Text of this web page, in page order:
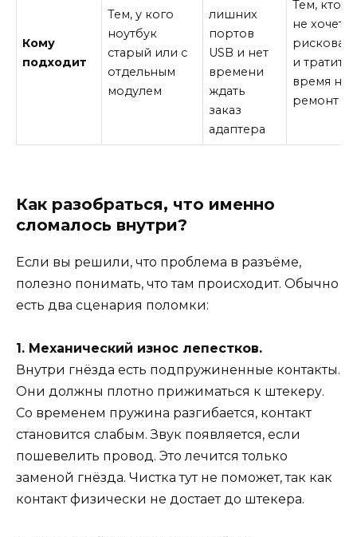
Кому
подходит
Тем, у кого
ноутбук
старый или с
отдельным
модулем
лишних
портов
USB и нет
времени
ждать
заказ
адаптера
Тем, кто
не хочет
рисковать
и тратить
время на
ремонт
Как разобраться, что именно
сломалось внутри?
Если вы решили, что проблема в разъёме,
полезно понимать, что там происходит. Обычно
есть два сценария поломки:
1. Механический износ лепестков.
Внутри гнёзда есть подпружиненные контакты.
Они должны плотно прижиматься к штекеру.
Со временем пружина разгибается, контакт
становится слабым. Звук появляется, если
пошевелить провод. Это лечится только
заменой гнёзда. Чистка тут не поможет, так как
контакт физически не достает до штекера.